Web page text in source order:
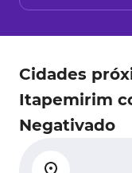
Cidades
Itapemirim
Negativado